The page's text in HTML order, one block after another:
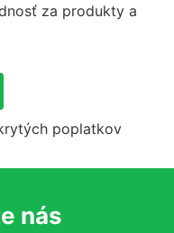
za produkty a
poplatkov
nás